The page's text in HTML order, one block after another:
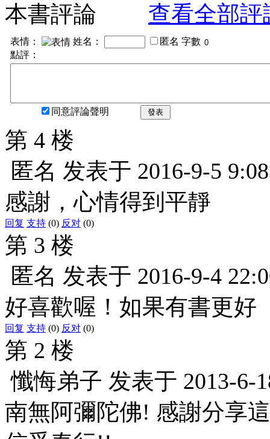
本書評論
查看全部評
表情： 姓名： 匿名 字數
點評：
同意評論聲明 發表
第 4 楼
匿名 发表于 2016-9-5
感謝，心情得到平靜
回复 支持 (0) 反对 (0)
第 3 楼
匿名 发表于 2016-9-4
好喜歡喔！如果有書更好
回复 支持 (0) 反对 (0)
第 2 楼
懺悔弟子 发表于 2013-6-
南無阿彌陀佛! 感謝分享